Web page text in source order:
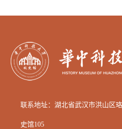
联系地址：湖北省武汉市洪山区
史馆105